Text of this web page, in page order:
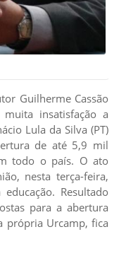
Guilherme Cassão
insatisfação a
Lula da Silva (PT)
de até 5,9 mil
todo o país. O ato
nesta terça-feira,
Resultado
para a abertura
própria Urcamp, fica